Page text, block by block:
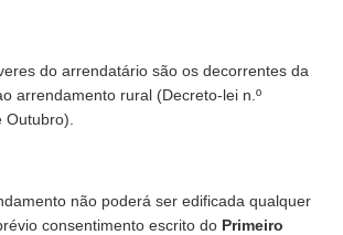
do arrendatário são os decorrentes da
arrendamento rural (Decreto-lei n.º
não poderá ser edificada qualquer
consentimento escrito do Primeiro